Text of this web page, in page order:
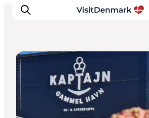
Inspiration
Regionen
Erlebnisse
Cafés